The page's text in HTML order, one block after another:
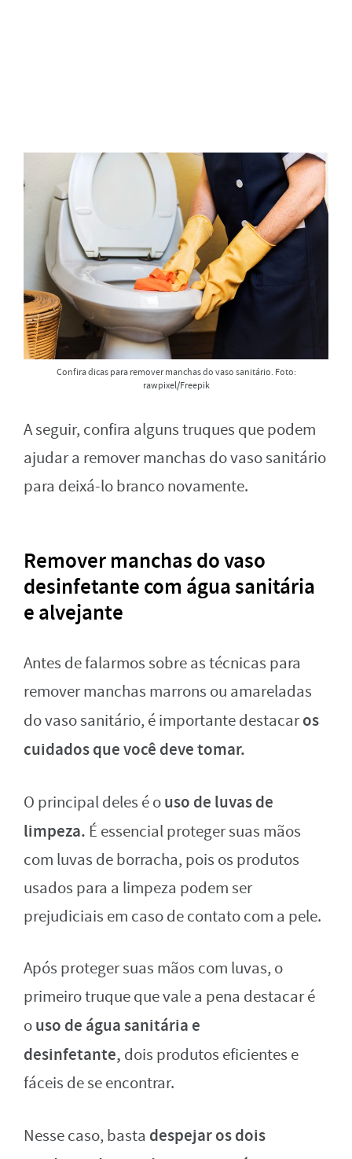
Confira dicas para remover manchas do vaso sanitário. Foto:
rawpixel/Freepik
A seguir, confira alguns truques que podem
ajudar a remover manchas do vaso sanitário
para deixá-lo branco novamente.
Remover manchas do vaso
desinfetante com água sanitária
e alvejante
Antes de falarmos sobre as técnicas para
remover manchas marrons ou amareladas
do vaso sanitário, é importante destacaros
cuidados que você deve tomar.
O principal deles é ouso de luvas de
limpeza. É essencial proteger suas mãos
com luvas de borracha, pois os produtos
usados para a limpeza podem ser
prejudiciais em caso de contato com a pele.
Após proteger suas mãos com luvas, o
primeiro truque que vale a pena destacar é
ouso de água sanitária e
desinfetante, dois produtos eficientes e
fáceis de se encontrar.
Nesse caso, basta despejar os dois